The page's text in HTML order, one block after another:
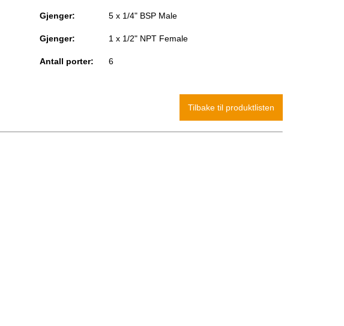
Gjenger: 5 x 1/4" BSP Male
Gjenger: 1 x 1/2" NPT Female
Antall porter: 6